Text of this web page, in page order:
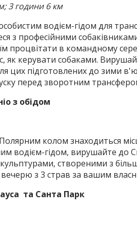
3 години 6 км
водієм-гідом для
з професійними
процвітати в командному
як керувати собаками.
цих підготовлених до зими
перед зворотним
з обідом
колом знаходиться
водієм-гідом, вирушайте до
створеними з
з 3 страв за вашим
та Санта Парк